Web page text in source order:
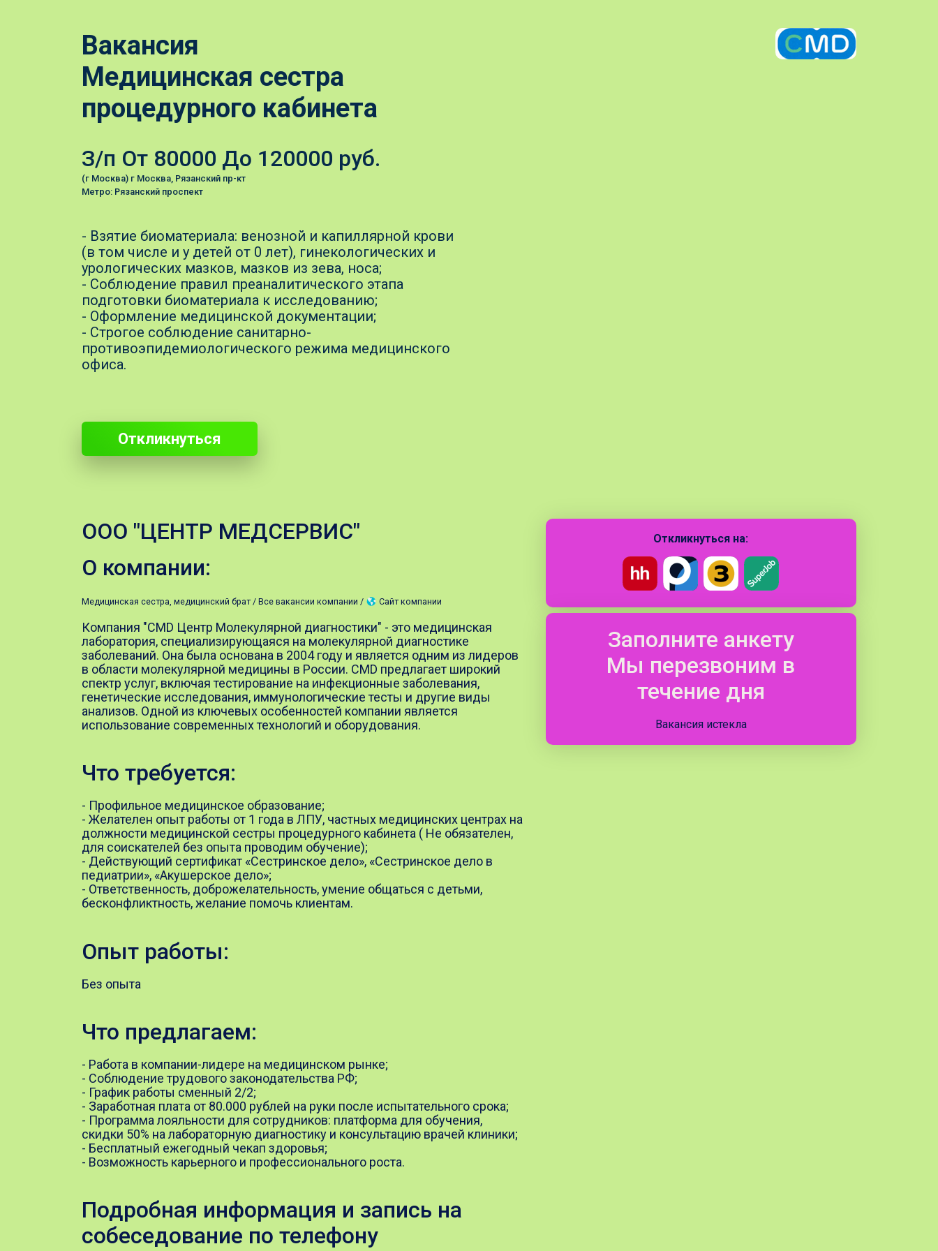
Вакансия
Медицинская сестра
процедурного кабинета
З/п От 80000 До 120000 руб.
(г Москва) г Москва, Рязанский пр-кт
Метро: Рязанский проспект
- Взятие биоматериала: венозной и капиллярной крови
(в том числе и у детей от 0 лет), гинекологических и
урологических мазков, мазков из зева, носа;
- Соблюдение правил преаналитического этапа
подготовки биоматериала к исследованию;
- Оформление медицинской документации;
- Строгое соблюдение санитарно-
противоэпидемиологического режима медицинского
офиса.
Откликнуться
ООО "ЦЕНТР МЕДСЕРВИС"
О компании:
Медицинская сестра, медицинский брат / Все вакансии компании / Сайт компании
Компания "CMD Центр Молекулярной диагностики" - это медицинская
лаборатория, специализирующаяся на молекулярной диагностике
заболеваний. Она была основана в 2004 году и является одним из лидеров
в области молекулярной медицины в России. CMD предлагает широкий
спектр услуг, включая тестирование на инфекционные заболевания,
генетические исследования, иммунологические тесты и другие виды
анализов. Одной из ключевых особенностей компании является
использование современных технологий и оборудования.
Что требуется:
- Профильное медицинское образование;
- Желателен опыт работы от 1 года в ЛПУ, частных медицинских центрах на
должности медицинской сестры процедурного кабинета ( Не обязателен,
для соискателей без опыта проводим обучение);
- Действующий сертификат «Сестринское дело», «Сестринское дело в
педиатрии», «Акушерское дело»;
- Ответственность, доброжелательность, умение общаться с детьми,
бесконфликтность, желание помочь клиентам.
Опыт работы:
Без опыта
Что предлагаем:
- Работа в компании-лидере на медицинском рынке;
- Соблюдение трудового законодательства РФ;
- График работы сменный 2/2;
- Заработная плата от 80.000 рублей на руки после испытательного срока;
- Программа лояльности для сотрудников: платформа для обучения,
скидки 50% на лабораторную диагностику и консультацию врачей клиники;
- ​​​​​Бесплатный ежегодный чекап здоровья;
- Возможность карьерного и профессионального роста.
Подробная информация и запись на
собеседование по телефону
Откликнуться на:
Заполните анкету
Мы перезвоним в
течение дня
Вакансия истекла